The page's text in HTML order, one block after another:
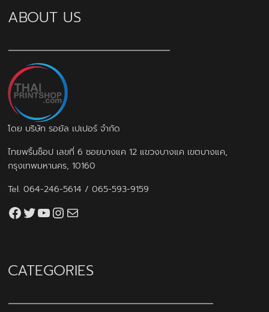
ABOUT US
โดย บริษัท รอยัล เปเปอร์ จำกัด
ไทยพริ้นช็อป เลขที่ 6 ซอยบางแค 12 แขวงบางแค เขตบางแค,
กรุงเทพมหานคร, 10160
Tel.064-246-5614 /065-593-9159
Facebook
Twitter
YouTube
Instagram
thaiprintshop.aw@gmail.com
CATEGORIES